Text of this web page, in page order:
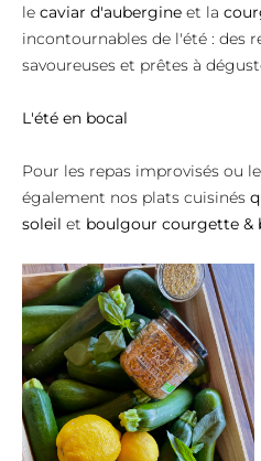
le caviar d'aubergine et la
incontournables de l'été : des
savoureuses et prêtes à
L'été en bocal
Pour les repas improvisés ou
également nos plats cuisinés
soleil et boulgour courgette &